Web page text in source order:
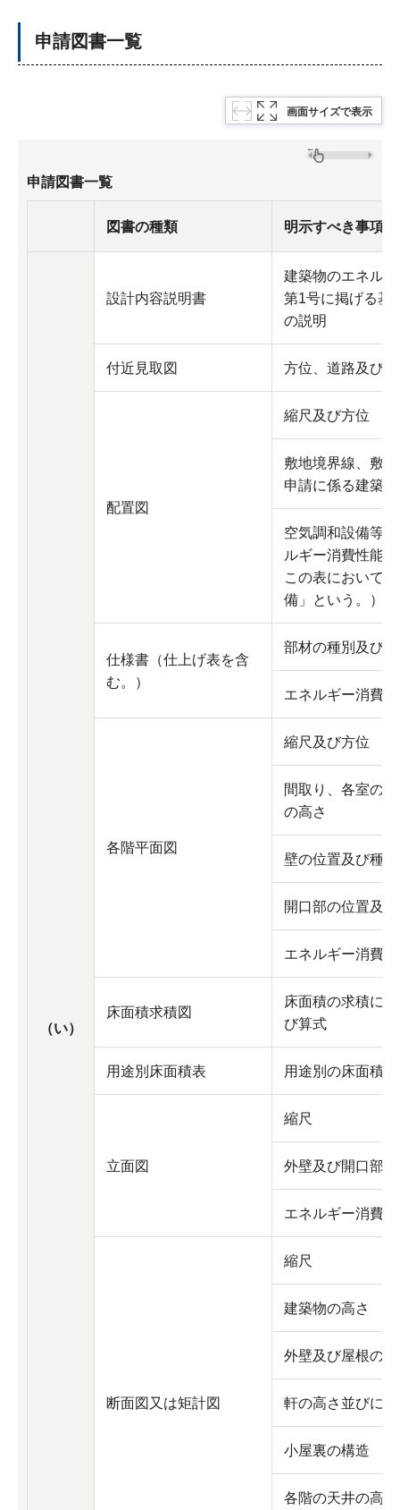
申請図書一覧
画面サイズで表示
申請図書一覧
図書の種類 明示すべき事項
（い）
設計内容説明書
建築物のエネル
第1号に掲げる基
の説明
付近見取図 方位、道路及び
配置図
縮尺及び方位
敷地境界線、敷
申請に係る建築
空気調和設備等
ルギー消費性能
この表において
備」という。）
仕様書（仕上げ表を含
む。）
部材の種別及び
エネルギー消費
各階平面図
縮尺及び方位
間取り、各室の
の高さ
壁の位置及び種類
開口部の位置及
エネルギー消費
床面積求積図
床面積の求積に
び算式
用途別床面積表 用途別の床面積
立面図
縮尺
外壁及び開口部
エネルギー消費
断面図又は矩計図
縮尺
建築物の高さ
外壁及び屋根の
軒の高さ並びに
小屋裏の構造
各階の天井の高